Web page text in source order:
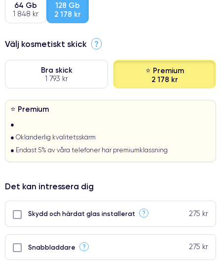
64 Gb
1 848 kr
128 Gb
2 178 kr
Välj kosmetiskt skick ?
Bra skick
1 793 kr
⭐ Premium
2 178 kr
⭐ Premium
●
● Oklanderlig kvalitetsskärm
● Endast 5% av våra telefoner har premiumklassning
Det kan intressera dig
Skydd och härdat glas installerat ? 275 kr
Snabbladdare ? 275 kr